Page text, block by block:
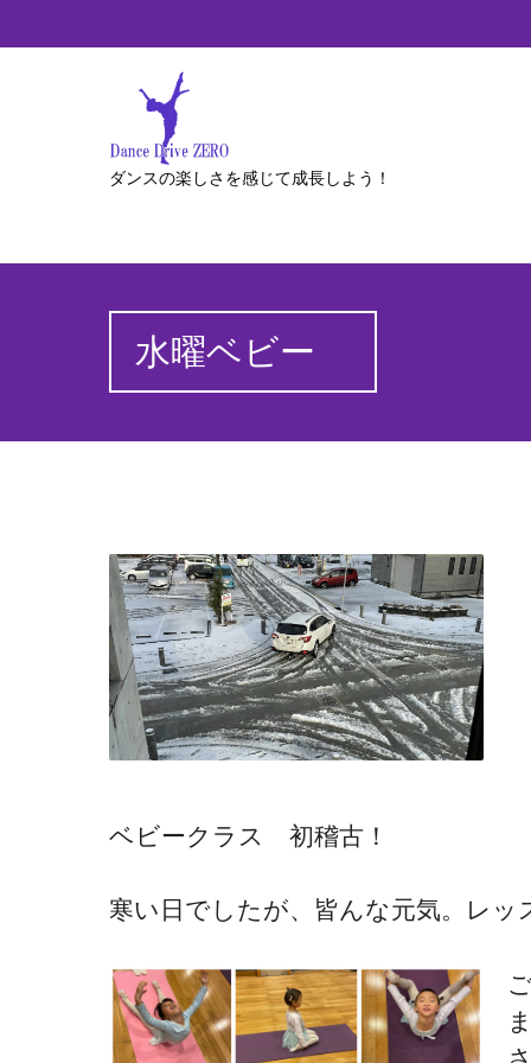
ダンスの楽しさを感じて成長しよう！
水曜ベビー
ベビークラス 初稽古！
寒い日でしたが、皆んな元気。レッ